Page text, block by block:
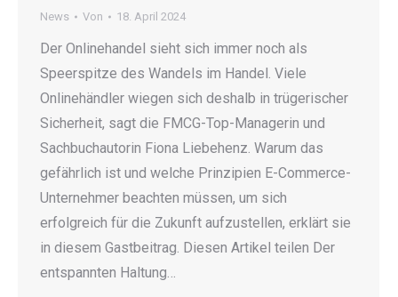
News Von 18. April 2024
Der Onlinehandel sieht sich immer noch als
Speerspitze des Wandels im Handel. Viele
Onlinehändler wiegen sich deshalb in trügerischer
Sicherheit, sagt die FMCG-Top-Managerin und
Sachbuchautorin Fiona Liebehenz. Warum das
gefährlich ist und welche Prinzipien E-Commerce-
Unternehmer beachten müssen, um sich
erfolgreich für die Zukunft aufzustellen, erklärt sie
in diesem Gastbeitrag. Diesen Artikel teilen Der
entspannten Haltung…